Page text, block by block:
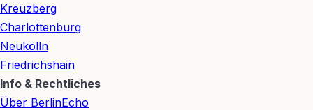
Kreuzberg
Charlottenburg
Neukölln
Friedrichshain
Info & Rechtliches
Über BerlinEcho